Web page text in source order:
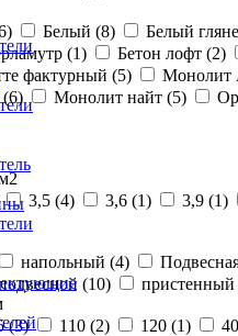
) Белый (8) Белый
(1) Бетон лофт (2)
фактурный (5) Монолит
(6) Монолит найт (5)
3,5 (4) 3,6 (1) 3,9 (1)
напольный (4)
(10) пристенный
(3) 110 (2) 120 (1)